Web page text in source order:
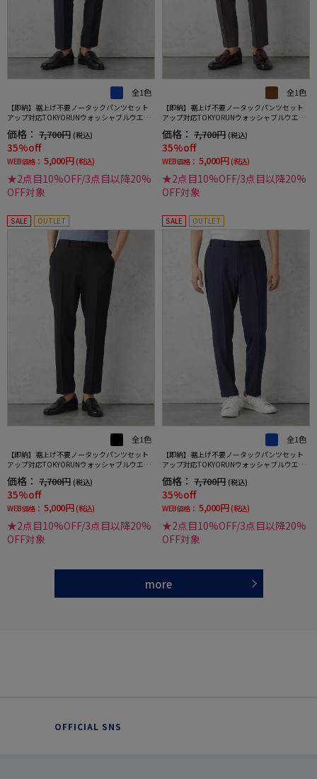
全1色
【即納】裾上げ不要ノータックパンツセット
アップ対応TOKYORUNウォッシャブルウエス
トシャーリングダブルフェイス生地ストレッ
チ通年
価格： 7,700円 (税込)
35%off
WEB価格： 5,000円 (税込)
★2点目10%OFF/3点目以降20%
OFF対象
全1色
【即納】裾上げ不要ノータックパンツセット
アップ対応TOKYORUNウォッシャブルウエス
トシャーリングダブルフェイス生地ストレッ
チ通年
価格： 7,700円 (税込)
35%off
WEB価格： 5,000円 (税込)
★2点目10%OFF/3点目以降20%
OFF対象
SALE OUTLET
全1色
【即納】裾上げ不要ノータックパンツセット
アップ対応TOKYORUNウォッシャブルウエス
トシャーリングブレスエフェクト生地ストレ
ッチ春夏
価格： 7,700円 (税込)
35%off
WEB価格： 5,000円 (税込)
★2点目10%OFF/3点目以降20%
OFF対象
SALE OUTLET
全1色
【即納】裾上げ不要ノータックパンツセット
アップ対応TOKYORUNウォッシャブルウエス
トシャーリングブレスエフェクト生地ストレ
ッチ春夏
価格： 7,700円 (税込)
35%off
WEB価格： 5,000円 (税込)
★2点目10%OFF/3点目以降20%
OFF対象
more
OFFICIAL SNS